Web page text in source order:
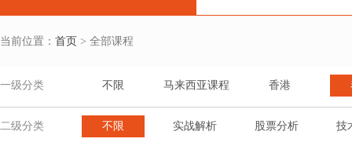
当前位置： 首页 > 全部课程
一级分类 不限 马来西亚课程 香港
二级分类 不限 实战解析 股票分析 技